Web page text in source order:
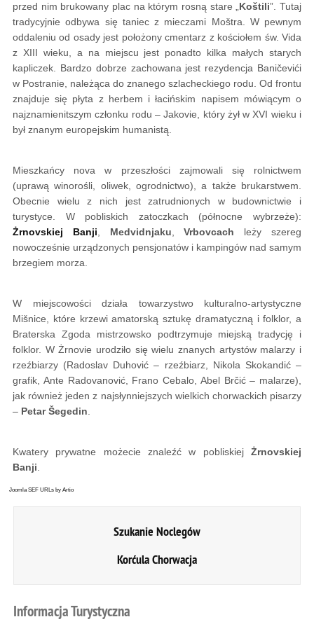
przed nim brukowany plac na którym rosną stare „Koštili”. Tutaj
tradycyjnie odbywa się taniec z mieczami Moštra. W pewnym
oddaleniu od osady jest położony cmentarz z kościołem św. Vida
z XIII wieku, a na miejscu jest ponadto kilka małych starych
kapliczek. Bardzo dobrze zachowana jest rezydencja Baničevići
w Postranie, należąca do znanego szlacheckiego rodu. Od frontu
znajduje się płyta z herbem i łacińskim napisem mówiącym o
najznamienitszym członku rodu – Jakovie, który żył w XVI wieku i
był znanym europejskim humanistą.
Mieszkańcy nova w przeszłości zajmowali się rolnictwem
(uprawą winorośli, oliwek, ogrodnictwo), a także brukarstwem.
Obecnie wielu z nich jest zatrudnionych w budownictwie i
turystyce. W pobliskich zatoczkach (północne wybrzeże):
Żrnovskiej Banji, Medvidnjaku,Vrbovcach leży szereg
nowocześnie urządzonych pensjonatów i kampingów nad samym
brzegiem morza.
W miejscowości działa towarzystwo kulturalno-artystyczne
Mišnice, które krzewi amatorską sztukę dramatyczną i folklor, a
Braterska Zgoda mistrzowsko podtrzymuje miejską tradycję i
folklor. W Żrnovie urodziło się wielu znanych artystów malarzy i
rzeźbiarzy (Radoslav Duhović – rzeźbiarz, Nikola Skokandić –
grafik, Ante Radovanović, Frano Cebalo, Abel Brčić – malarze),
jak również jeden z najsłynniejszych wielkich chorwackich pisarzy
– Petar Šegedin.
Kwatery prywatne możecie znaleźć w pobliskiej Żrnovskiej
Banji.
Joomla SEF URLs by Artio
Szukanie Noclegów
Korćula Chorwacja
InformacjaTurystyczna